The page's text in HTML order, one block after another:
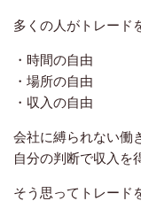
多くの人がトレード
・時間の自由
・場所の自由
・収入の自由
会社に縛られない働
自分の判断で収入を
そう思ってトレード